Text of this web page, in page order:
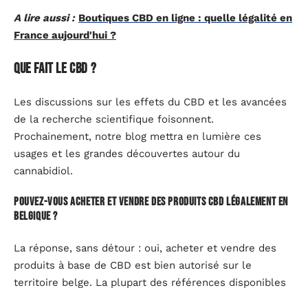
A lire aussi : Boutiques CBD en ligne : quelle légalité en
France aujourd'hui ?
Que fait le CBD ?
Les discussions sur les effets du CBD et les avancées
de la recherche scientifique foisonnent.
Prochainement, notre blog mettra en lumière ces
usages et les grandes découvertes autour du
cannabidiol.
Pouvez-vous acheter et vendre des produits CBD légalement en
Belgique ?
La réponse, sans détour : oui, acheter et vendre des
produits à base de CBD est bien autorisé sur le
territoire belge. La plupart des références disponibles